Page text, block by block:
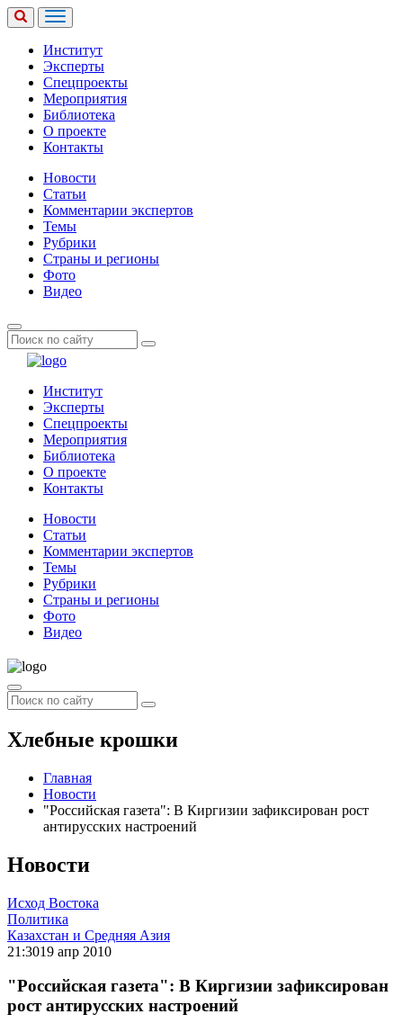
Институт
Эксперты
Спецпроекты
Мероприятия
Библиотека
О проекте
Контакты
Новости
Статьи
Комментарии экспертов
Темы
Рубрики
Страны и регионы
Фото
Видео
Институт
Эксперты
Спецпроекты
Мероприятия
Библиотека
О проекте
Контакты
Новости
Статьи
Комментарии экспертов
Темы
Рубрики
Страны и регионы
Фото
Видео
Хлебные крошки
Главная
Новости
"Российская газета": В Киргизии зафиксирован рост
антирусских настроений
Новости
Исход Востока
Политика
Казахстан и Средняя Азия
21:3019 апр 2010
"Российская газета": В Киргизии зафиксирован
рост антирусских настроений